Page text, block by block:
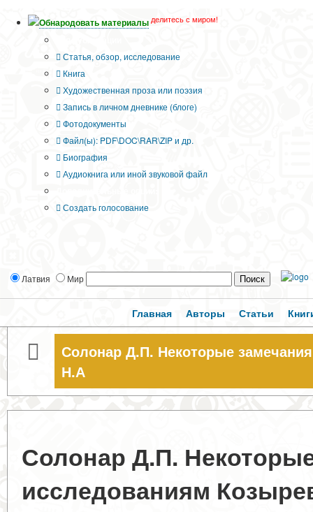
Обнародовать материалы делитесь с миром!
Статья, обзор, исследование
Книга
Художественная проза или поэзия
Запись в личном дневнике (блоге)
Фотодокументы
Файл(ы): PDF\DOC\RAR\ZIP и др.
Биография
Аудиокнига или иной звуковой файл
Создать голосование
Латвия Мир
Главная Авторы Статьи
Солонар Д.П. Некоторые
Н.А
Солонар Д.П.
исследованиям